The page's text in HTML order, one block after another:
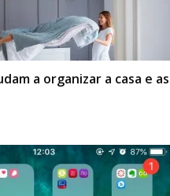
a organizar a casa e as